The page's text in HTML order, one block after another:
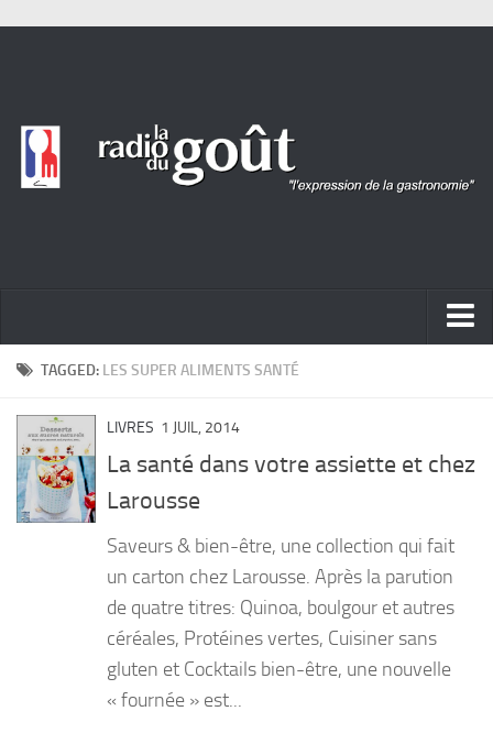
ACTUALITÉ
PORTRAITS
LIVRES
PRODUITS
Desserts
TAGGED: LES SUPER ALIMENTS SANTÉ
LIVRES 1 JUIL, 2014
La santé dans votre assiette et chez
Larousse
Saveurs & bien-être, une collection qui fait
un carton chez Larousse. Après la parution
de quatre titres: Quinoa, boulgour et autres
céréales, Protéines vertes, Cuisiner sans
gluten et Cocktails bien-être, une nouvelle
« fournée » est...